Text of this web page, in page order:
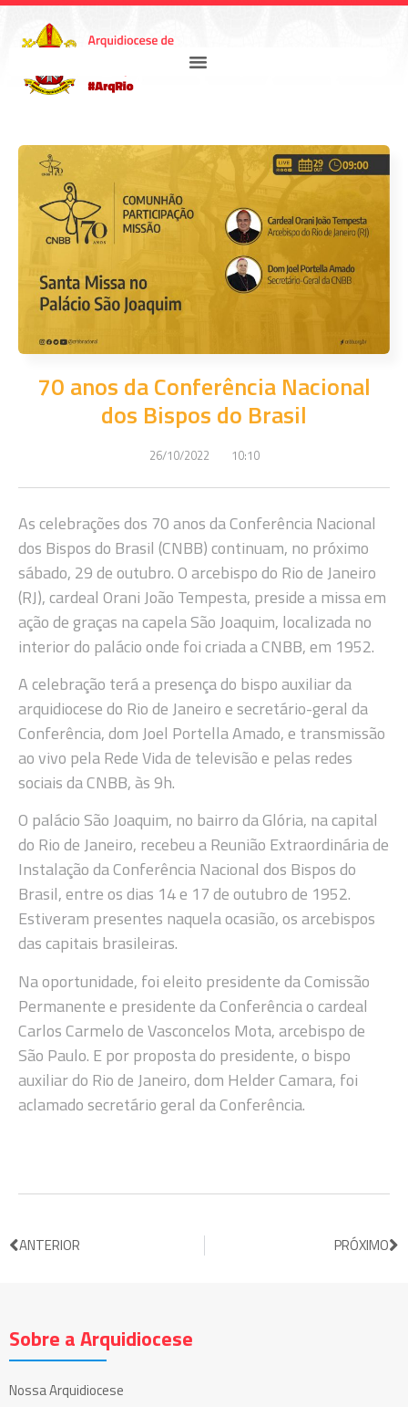
70 anos da Conferência Nacional
dos Bispos do Brasil
26/10/2022 10:10
As celebrações dos 70 anos da Conferência Nacional
dos Bispos do Brasil (CNBB) continuam, no próximo
sábado, 29 de outubro. O arcebispo do Rio de Janeiro
(RJ), cardeal Orani João Tempesta, preside a missa em
ação de graças na capela São Joaquim, localizada no
interior do palácio onde foi criada a CNBB, em 1952.
A celebração terá a presença do bispo auxiliar da
arquidiocese do Rio de Janeiro e secretário-geral da
Conferência, dom Joel Portella Amado, e transmissão
ao vivo pela Rede Vida de televisão e pelas redes
sociais da CNBB, às 9h.
O palácio São Joaquim, no bairro da Glória, na capital
do Rio de Janeiro, recebeu a Reunião Extraordinária de
Instalação da Conferência Nacional dos Bispos do
Brasil, entre os dias 14 e 17 de outubro de 1952.
Estiveram presentes naquela ocasião, os arcebispos
das capitais brasileiras.
Na oportunidade, foi eleito presidente da Comissão
Permanente e presidente da Conferência o cardeal
Carlos Carmelo de Vasconcelos Mota, arcebispo de
São Paulo. E por proposta do presidente, o bispo
auxiliar do Rio de Janeiro, dom Helder Camara, foi
aclamado secretário geral da Conferência.
ANTERIOR PRÓXIMO
Sobre a Arquidiocese
Nossa Arquidiocese